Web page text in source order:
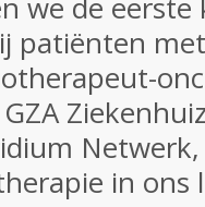
patiënten
in ons